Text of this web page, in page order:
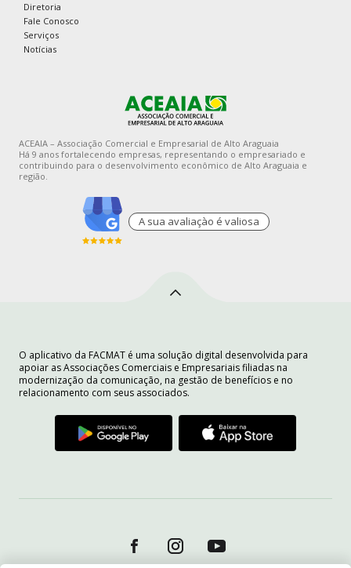
Diretoria
Fale Conosco
Serviços
Notícias
ACEAIA – Associação Comercial e Empresarial de Alto Araguaia
Há 9 anos fortalecendo empresas, representando o empresariado e
contribuindo para o desenvolvimento econômico de Alto Araguaia e
região.
A sua avaliaçào é valiosa
O aplicativo da FACMAT é uma solução digital desenvolvida para
apoiar as Associações Comerciais e Empresariais filiadas na
modernização da comunicação, na gestão de benefícios e no
relacionamento com seus associados.